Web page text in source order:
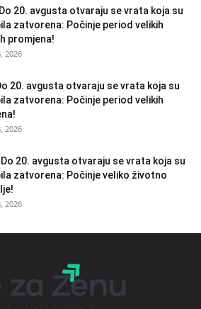
20. avgusta otvaraju se vrata koja su
zatvorena: Počinje period velikih
promjena!
2026
20. avgusta otvaraju se vrata koja su
zatvorena: Počinje period velikih
2026
Do 20. avgusta otvaraju se vrata koja su
zatvorena: Počinje veliko životno
2026